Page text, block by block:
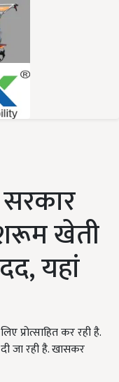
खेती
यहां
प्रोत्साहित कर रही है.
जा रही है. खासकर